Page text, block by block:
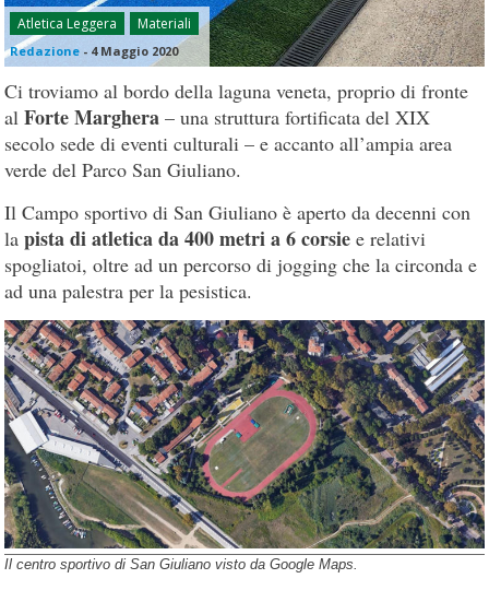
Atletica Leggera Materiali
Redazione - 4 Maggio 2020
Ci troviamo al bordo della laguna veneta, proprio di fronte
alForte Marghera – una struttura fortificata del XIX
secolo sede di eventi culturali – e accanto all’ampia area
verde del Parco San Giuliano.
Il Campo sportivo di San Giuliano è aperto da decenni con
lapista di atletica da 400 metri a 6 corsie e relativi
spogliatoi, oltre ad un percorso di jogging che la circonda e
ad una palestra per la pesistica.
Il centro sportivo di San Giuliano visto da Google Maps.